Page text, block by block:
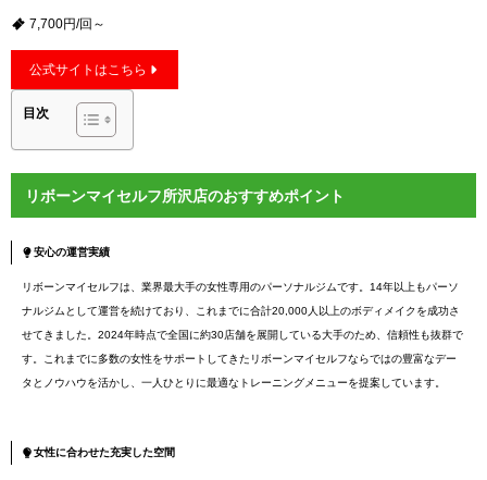
7,700円/回～
公式サイトはこちら
目次
リボーンマイセルフ所沢店のおすすめポイント
安心の運営実績
リボーンマイセルフは、業界最大手の女性専用のパーソナルジムです。14年以上もパーソ
ナルジムとして運営を続けており、これまでに合計20,000人以上のボディメイクを成功さ
せてきました。2024年時点で全国に約30店舗を展開している大手のため、信頼性も抜群で
す。これまでに多数の女性をサポートしてきたリボーンマイセルフならではの豊富なデー
タとノウハウを活かし、一人ひとりに最適なトレーニングメニューを提案しています。
女性に合わせた充実した空間